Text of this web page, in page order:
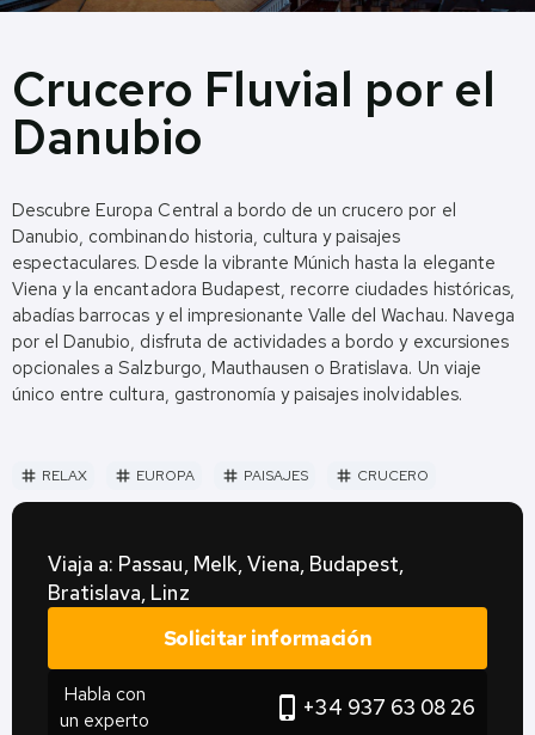
Crucero Fluvial por el
Danubio
Descubre Europa Central a bordo de un crucero por el
Danubio, combinando historia, cultura y paisajes
espectaculares. Desde la vibrante Múnich hasta la elegante
Viena y la encantadora Budapest, recorre ciudades históricas,
abadías barrocas y el impresionante Valle del Wachau. Navega
por el Danubio, disfruta de actividades a bordo y excursiones
opcionales a Salzburgo, Mauthausen o Bratislava. Un viaje
único entre cultura, gastronomía y paisajes inolvidables.
tag RELAX tag EUROPA tag PAISAJES tag CRUCERO
Viaja a: Passau, Melk, Viena, Budapest,
Bratislava, Linz
Solicitar información
Habla con
un experto
phone_iphone +34 937 63 08 26